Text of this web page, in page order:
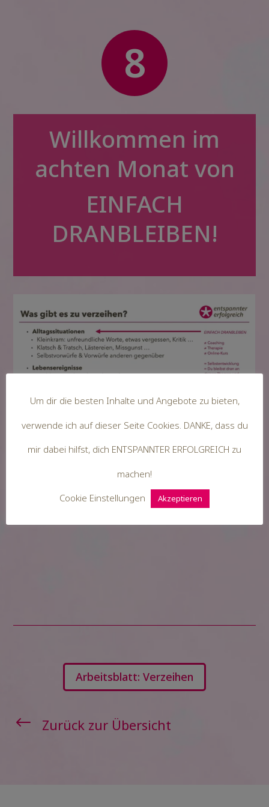
8
Willkommen im
achten Monat von
EINFACH
DRANBLEIBEN!
Arbeitsblatt: Verzeihen
# Zurück zur Übersicht
Um dir die besten Inhalte und Angebote zu bieten,
verwende ich auf dieser Seite Cookies. DANKE, dass du
mir dabei hilfst, dich ENTSPANNTER ERFOLGREICH zu
machen!
Cookie Einstellungen Akzeptieren